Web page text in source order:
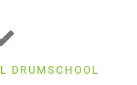
DRUMSCHOOL